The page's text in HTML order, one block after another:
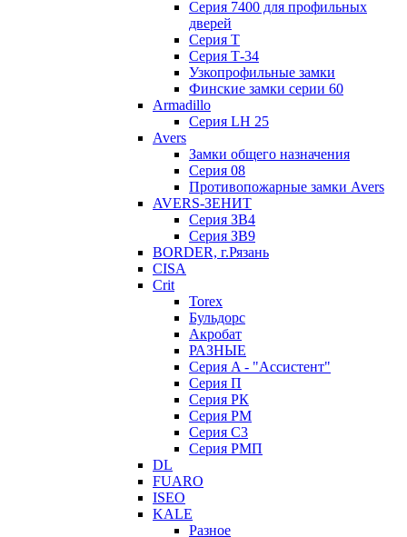
Серия 7400 для профильных
дверей
Серия Т
Серия Т-34
Узкопрофильные замки
Финские замки серии 60
Armadillo
Серия LH 25
Avers
Замки общего назначения
Серия 08
Противопожарные замки Avers
AVERS-ЗЕНИТ
Серия ЗВ4
Серия ЗВ9
BORDER, г.Рязань
CISA
Crit
Torex
Бульдорс
Акробат
РАЗНЫЕ
Серия A - "Ассистент"
Серия П
Серия РК
Серия РМ
Серия С3
Серия РМП
DL
FUARO
ISEO
KALE
Разное